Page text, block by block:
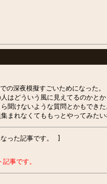
での深夜模擬すごいためになった。
はどういう風に見えてるのかとか
聞けないような質問とかもできた
まれなくてももっとやってみたい
った記事です。 ]
事です。